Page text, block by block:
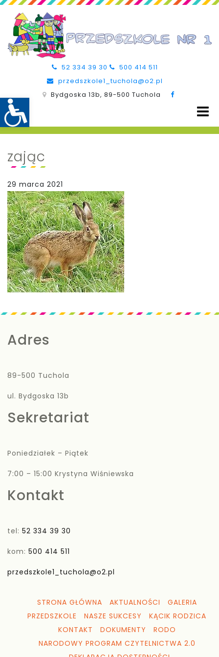
52 334 39 30
500 414 511
przedszkole1_tuchola@o2.pl
Bydgoska 13b, 89-500 Tuchola
zając
29 marca 2021
Adres
89-500 Tuchola
ul. Bydgoska 13b
Sekretariat
Poniedziałek – Piątek
7:00 – 15:00 Krystyna Wiśniewska
Kontakt
tel: 52 334 39 30
kom: 500 414 511
przedszkole1_tuchola@o2.pl
STRONA GŁÓWNA AKTUALNOŚCI
GALERIA
PRZEDSZKOLE
NASZE SUKCESY
KĄCIK RODZICA
KONTAKT
DOKUMENTY
RODO
NARODOWY PROGRAM CZYTELNICTWA 2.0